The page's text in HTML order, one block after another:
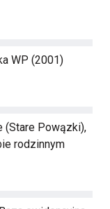
WP (2001)
(Stare Powązki),
rodzinnym